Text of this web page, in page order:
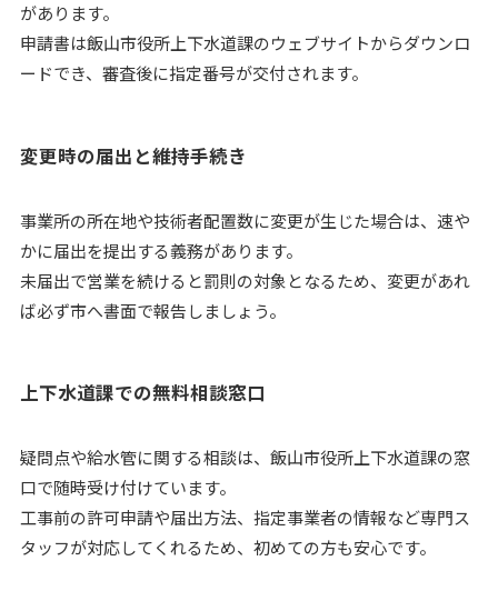
があります。
申請書は飯山市役所上下水道課のウェブサイトからダウンロ
ードでき、審査後に指定番号が交付されます。
変更時の届出と維持手続き
事業所の所在地や技術者配置数に変更が生じた場合は、速や
かに届出を提出する義務があります。
未届出で営業を続けると罰則の対象となるため、変更があれ
ば必ず市へ書面で報告しましょう。
上下水道課での無料相談窓口
疑問点や給水管に関する相談は、飯山市役所上下水道課の窓
口で随時受け付けています。
工事前の許可申請や届出方法、指定事業者の情報など専門ス
タッフが対応してくれるため、初めての方も安心です。